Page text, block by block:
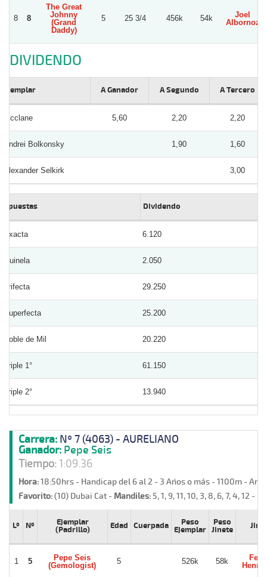
8 8
The Great
Johnny
(Grand
Daddy)
5 25 3/4 456k 54k
Joel
Albornoz
DIVIDENDO
Ejemplar A Ganador A Segundo A Tercero
Mcclane 5,60 2,20 2,20
Andrei Bolkonsky 1,90 1,60
Alexander Selkirk 3,00
Apuestas Dividendo
Exacta 6.120
Quinela 2.050
Trifecta 29.250
Superfecta 25.200
Doble de Mil 20.220
Triple 1° 61.150
Triple 2° 13.940
Carrera: Nº 7 (4063) - AURELIANO
Ganador: Pepe Seis
Tiempo:1:09.36
Hora:18:50hrs - Handicap del 6 al 2 - 3 Años o más - 1100m -
Favorito:(10) Dubai Cat - Mandiles:5, 1, 9, 11, 10, 3, 8, 6, 7, 4, 12 -
Lº Nº
Ejemplar
(Padrillo)
Edad Cuerpada
Peso
Ejemplar
Peso
Jinete
1 5
Pepe Seis
(Gemologist)
5 526k 58k